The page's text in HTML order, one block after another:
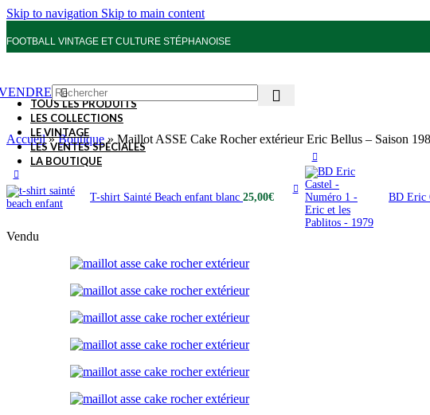
Skip to navigation Skip to main content
FOOTBALL VINTAGE ET CULTURE STÉPHANOISE
TOUS LES PRODUITS
LES COLLECTIONS
LE VINTAGE
LES VENTES SPÉCIALES
LA BOUTIQUE
Accueil»Boutique » Maillot ASSE Cake Rocher extérieur Eric Bellus – Saison
T-shirt Sainté Beach enfant blanc 25,00€ BD Eric
Vendu